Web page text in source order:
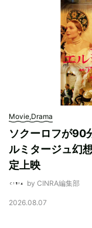
Movie,Drama
ソクーロフが90
ルミタージュ幻
定上映
by CINRA編集部
2026.08.07